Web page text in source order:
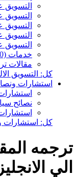
التسويق
التسويق
التسويق
التسويق
خدمات SEO (10)
مقالات
كل: التسويق
استشارات
نصائح
كل: استشارات
ترجمه
الي